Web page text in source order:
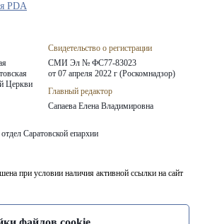
Церкви
Свидетельство о регистрации
СМИ Эл № ФС77-83023
от 07 апреля 2022 г (Роскомнадзор)
Главный редактор
Сапаева Елена Владимировна
Саратовской епархии
при условии наличия активной ссылки на сайт
в печатных изданиях (книгах, прессе) возможна
редакции.
PDA